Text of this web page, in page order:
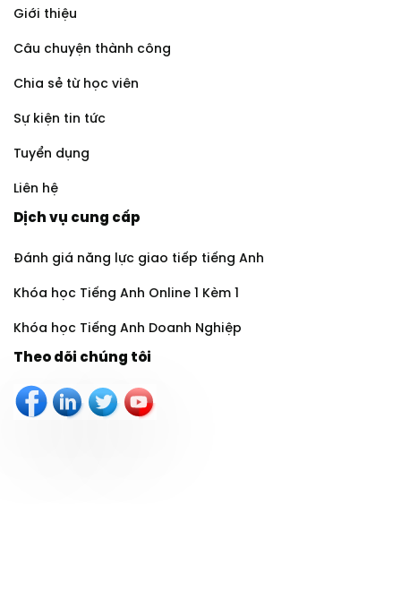
Giới thiệu
Câu chuyện thành công
Chia sẻ từ học viên
Sự kiện tin tức
Tuyển dụng
Liên hệ
Dịch vụ cung cấp
Đánh giá năng lực giao tiếp tiếng Anh
Khóa học Tiếng Anh Online 1 Kèm 1
Khóa học Tiếng Anh Doanh Nghiệp
Theo dõi chúng tôi